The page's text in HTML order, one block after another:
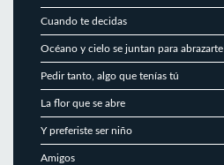
Cuando te decidas
Océano y cielo se juntan para abrazarte
Pedir tanto, algo que tenías tú
La flor que se abre
Y preferiste ser niño
Amigos